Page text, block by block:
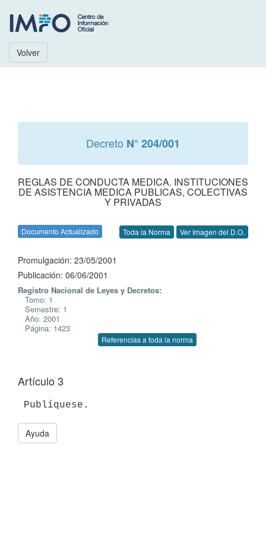
Volver
Decreto N° 204/001
REGLAS DE CONDUCTA MEDICA. INSTITUCIONES
DE ASISTENCIA MEDICA PUBLICAS, COLECTIVAS
Y PRIVADAS
Documento Actualizado Toda la Norma Ver Imagen del D.O.
Promulgación: 23/05/2001
Publicación: 06/06/2001
Registro Nacional de Leyes y Decretos:
Tomo: 1
Semestre: 1
Año: 2001
Página: 1423
Referencias a toda la norma
Artículo 3
Ayuda